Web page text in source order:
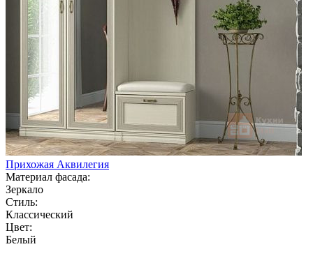
Прихожая Аквилегия
Материал фасада:
Зеркало
Стиль:
Классический
Цвет:
Белый